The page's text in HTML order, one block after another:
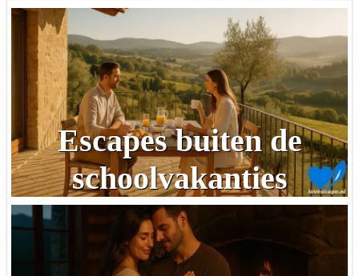
Escapes buiten de
schoolvakanties